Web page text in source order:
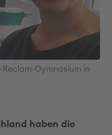
Gymnasium in
haben die